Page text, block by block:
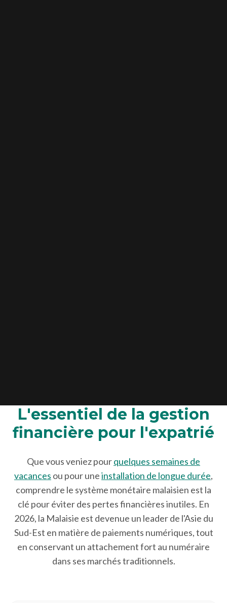
L'essentiel de la gestion
financière pour l'expatrié
Que vous veniez pourquelques semaines de
vacances ou pour uneinstallation de longue durée,
comprendre le système monétaire malaisien est la
clé pour éviter des pertes financières inutiles. En
2026, la Malaisie est devenue un leader de l'Asie du
Sud-Est en matière de paiements numériques, tout
en conservant un attachement fort au numéraire
dans ses marchés traditionnels.